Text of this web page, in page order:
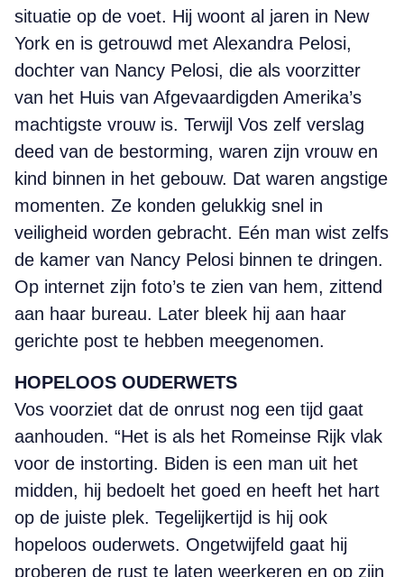
situatie op de voet. Hij woont al jaren in New
York en is getrouwd met Alexandra Pelosi,
dochter van Nancy Pelosi, die als voorzitter
van het Huis van Afgevaardigden Amerika’s
machtigste vrouw is. Terwijl Vos zelf verslag
deed van de bestorming, waren zijn vrouw en
kind binnen in het gebouw. Dat waren angstige
momenten. Ze konden gelukkig snel in
veiligheid worden gebracht. Eén man wist zelfs
de kamer van Nancy Pelosi binnen te dringen.
Op internet zijn foto’s te zien van hem, zittend
aan haar bureau. Later bleek hij aan haar
gerichte post te hebben meegenomen.
HOPELOOS OUDERWETS
Vos voorziet dat de onrust nog een tijd gaat
aanhouden. “Het is als het Romeinse Rijk vlak
voor de instorting. Biden is een man uit het
midden, hij bedoelt het goed en heeft het hart
op de juiste plek. Tegelijkertijd is hij ook
hopeloos ouderwets. Ongetwijfeld gaat hij
proberen de rust te laten weerkeren en op zijn